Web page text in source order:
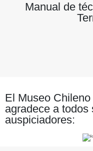
Manual de
El Museo
agradece a todos
auspiciadores: